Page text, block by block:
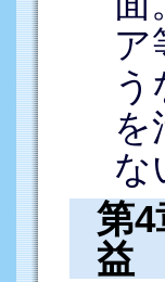
ア
を
な
第
益